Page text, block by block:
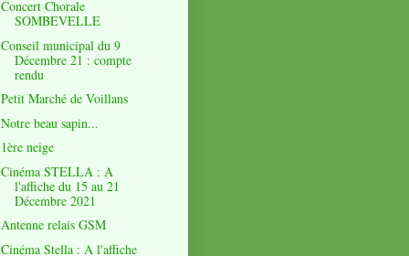
Concert Chorale
SOMBEVELLE
Conseil municipal du 9
Décembre 21 : compte
rendu
Petit Marché de Voillans
Notre beau sapin...
1ère neige
Cinéma STELLA : A
l'affiche du 15 au 21
Décembre 2021
Antenne relais GSM
Cinéma Stella : A l'affiche